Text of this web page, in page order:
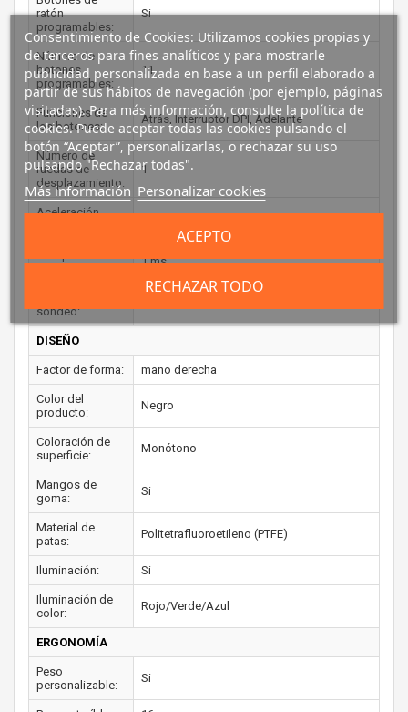
ratón
programables:
Si
Número de
botones
programables:
11
Funciones de
los botones:
Atrás, Interruptor DPI, Adelante
Número de
ruedas de
desplazamiento:
1
Aceleración
1 ms
sondeo:
DISEÑO
Factor de forma: mano derecha
Color del
producto:
Negro
Coloración de
superficie:
Monótono
Mangos de
goma:
Si
Material de
patas:
Politetrafluoroetileno (PTFE)
Iluminación: Si
Iluminación de
color:
Rojo/Verde/Azul
ERGONOMÍA
Peso
personalizable:
Si
Consentimiento de Cookies: Utilizamos cookies propias y
de terceros para fines analíticos y para mostrarle
publicidad personalizada en base a un perfil elaborado a
partir de sus hábitos de navegación (por ejemplo, páginas
visitadas). Para más información, consulte la política de
cookies. Puede aceptar todas las cookies pulsando el
botón “Aceptar”, personalizarlas, o rechazar su uso
pulsando "Rechazar todas".
Más información Personalizar cookies
RECHAZAR TODO
ACEPTO